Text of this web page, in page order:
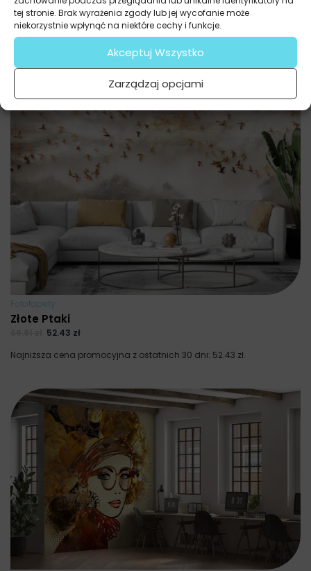
tej stronie. Brak wyrażenia zgody lub jej wycofanie może
niekorzystnie wpłynąć na niektóre cechy i funkcje.
Akceptuj Wszystko
Zarządzaj opcjami
Fototapety
Złote Ptaki
52.43 zł
Najniższa cena promocyjna z ostatnich 30 dni: 52.43 zł.